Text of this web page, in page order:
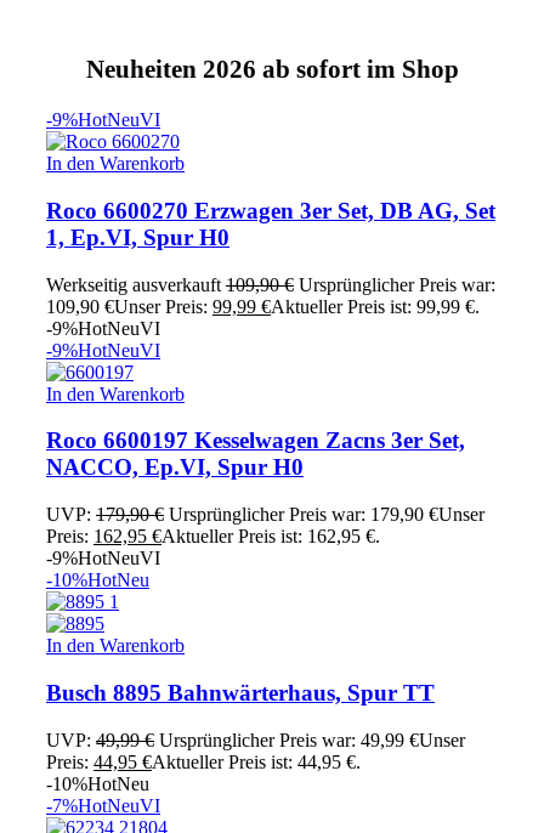
Neuheiten 2026 ab sofort im Shop
-9%HotNeuVI
In den Warenkorb
Roco 6600270 Erzwagen 3er Set, DB AG, Set
1, Ep.VI, Spur H0
Werkseitig ausverkauft 109,90€ Ursprünglicher Preis war:
109,90 €Unser Preis: 99,99 €Aktueller Preis ist: 99,99 €.
-9%HotNeuVI
-9%HotNeuVI
In den Warenkorb
Roco 6600197 Kesselwagen Zacns 3er Set,
NACCO, Ep.VI, Spur H0
UVP: 179,90€ Ursprünglicher Preis war: 179,90 €Unser
Preis: 162,95 €Aktueller Preis ist: 162,95 €.
-9%HotNeuVI
-10%HotNeu
In den Warenkorb
Busch 8895 Bahnwärterhaus, Spur TT
UVP: 49,99€ Ursprünglicher Preis war: 49,99 €Unser
Preis: 44,95 €Aktueller Preis ist: 44,95 €.
-10%HotNeu
-7%HotNeuVI